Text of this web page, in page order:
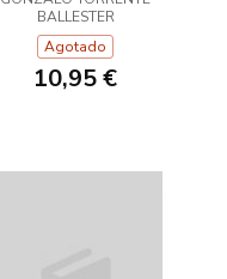
BALLESTER
Agotado
10,95 €